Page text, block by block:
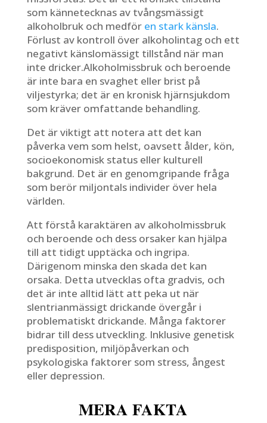
som kännetecknas av tvångsmässigt
alkoholbruk och medför en stark känsla.
Förlust av kontroll över alkoholintag och ett
negativt känslomässigt tillstånd när man
inte dricker.Alkoholmissbruk och beroende
är inte bara en svaghet eller brist på
viljestyrka; det är en kronisk hjärnsjukdom
som kräver omfattande behandling.
Det är viktigt att notera att det kan
påverka vem som helst, oavsett ålder, kön,
socioekonomisk status eller kulturell
bakgrund. Det är en genomgripande fråga
som berör miljontals individer över hela
världen.
Att förstå karaktären av alkoholmissbruk
och beroende och dess orsaker kan hjälpa
till att tidigt upptäcka och ingripa.
Därigenom minska den skada det kan
orsaka. Detta utvecklas ofta gradvis, och
det är inte alltid lätt att peka ut när
slentrianmässigt drickande övergår i
problematiskt drickande. Många faktorer
bidrar till dess utveckling. Inklusive genetisk
predisposition, miljöpåverkan och
psykologiska faktorer som stress, ångest
eller depression.
MERA FAKTA